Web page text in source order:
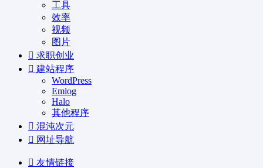
工具
效率
视频
图片
求职创业
建站程序
WordPress
Emlog
Halo
其他程序
混沌次元
网址导航
友情链接